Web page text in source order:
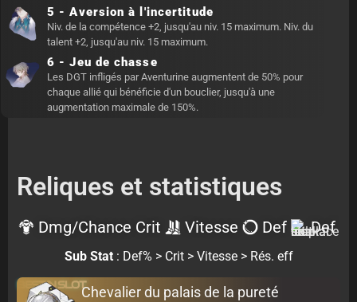
5 - Aversion à l'incertitude
Niv. de la compétence +2, jusqu'au niv. 15 maximum. Niv. du
talent +2, jusqu'au niv. 15 maximum.
6 - Jeu de chasse
Les DGT infligés par Aventurine augmentent de 50% pour
chaque allié qui bénéficie d'un bouclier, jusqu'à une
augmentation maximale de 150%.
Reliques et statistiques
Dmg/Chance Crit Vitesse Def Def
Sub Stat: Def% > Crit > Vitesse > Rés. eff
BEST IN SLOTChevalier du palais de la pureté